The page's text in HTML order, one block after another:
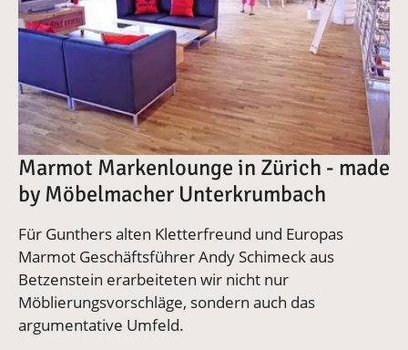
Marmot Markenlounge in Zürich - made
by Möbelmacher Unterkrumbach
Für Gunthers alten Kletterfreund und Europas
Marmot Geschäftsführer Andy Schimeck aus
Betzenstein erarbeiteten wir nicht nur
Möblierungsvorschläge, sondern auch das
argumentative Umfeld.